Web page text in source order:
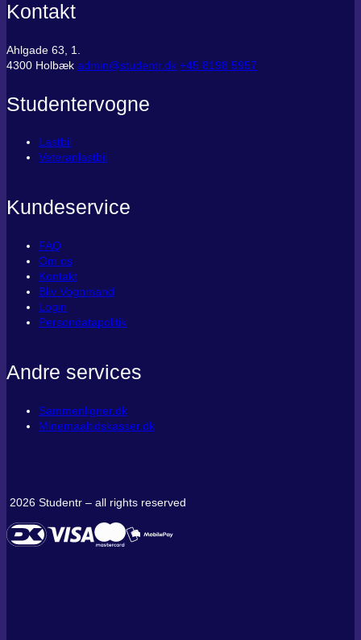
Kontakt
Ahlgade 63, 1.
4300 Holbæk admin@studentr.dk ‭+45 8198 5957
Studentervogne
Lastbil
Veteranlastbil
Kundeservice
FAQ
Om os
Kontakt
Bliv Vognmand
Login
Persondatapolitik
Andre services
Sammenligner.dk
Minemaaltidskasser.dk
2026 Studentr – all rights reserved